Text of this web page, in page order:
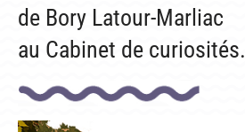
de Bory Latour-Marliac
au Cabinet de curiosités.